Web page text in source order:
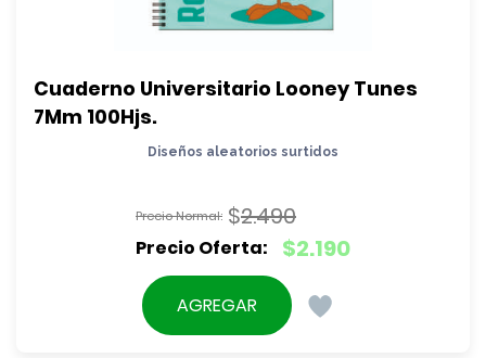
Cuaderno Universitario Looney Tunes
7Mm 100Hjs.
Diseños aleatorios surtidos
$2.490
El
precio
original
$2.190
El
precio
actual
AGREGAR